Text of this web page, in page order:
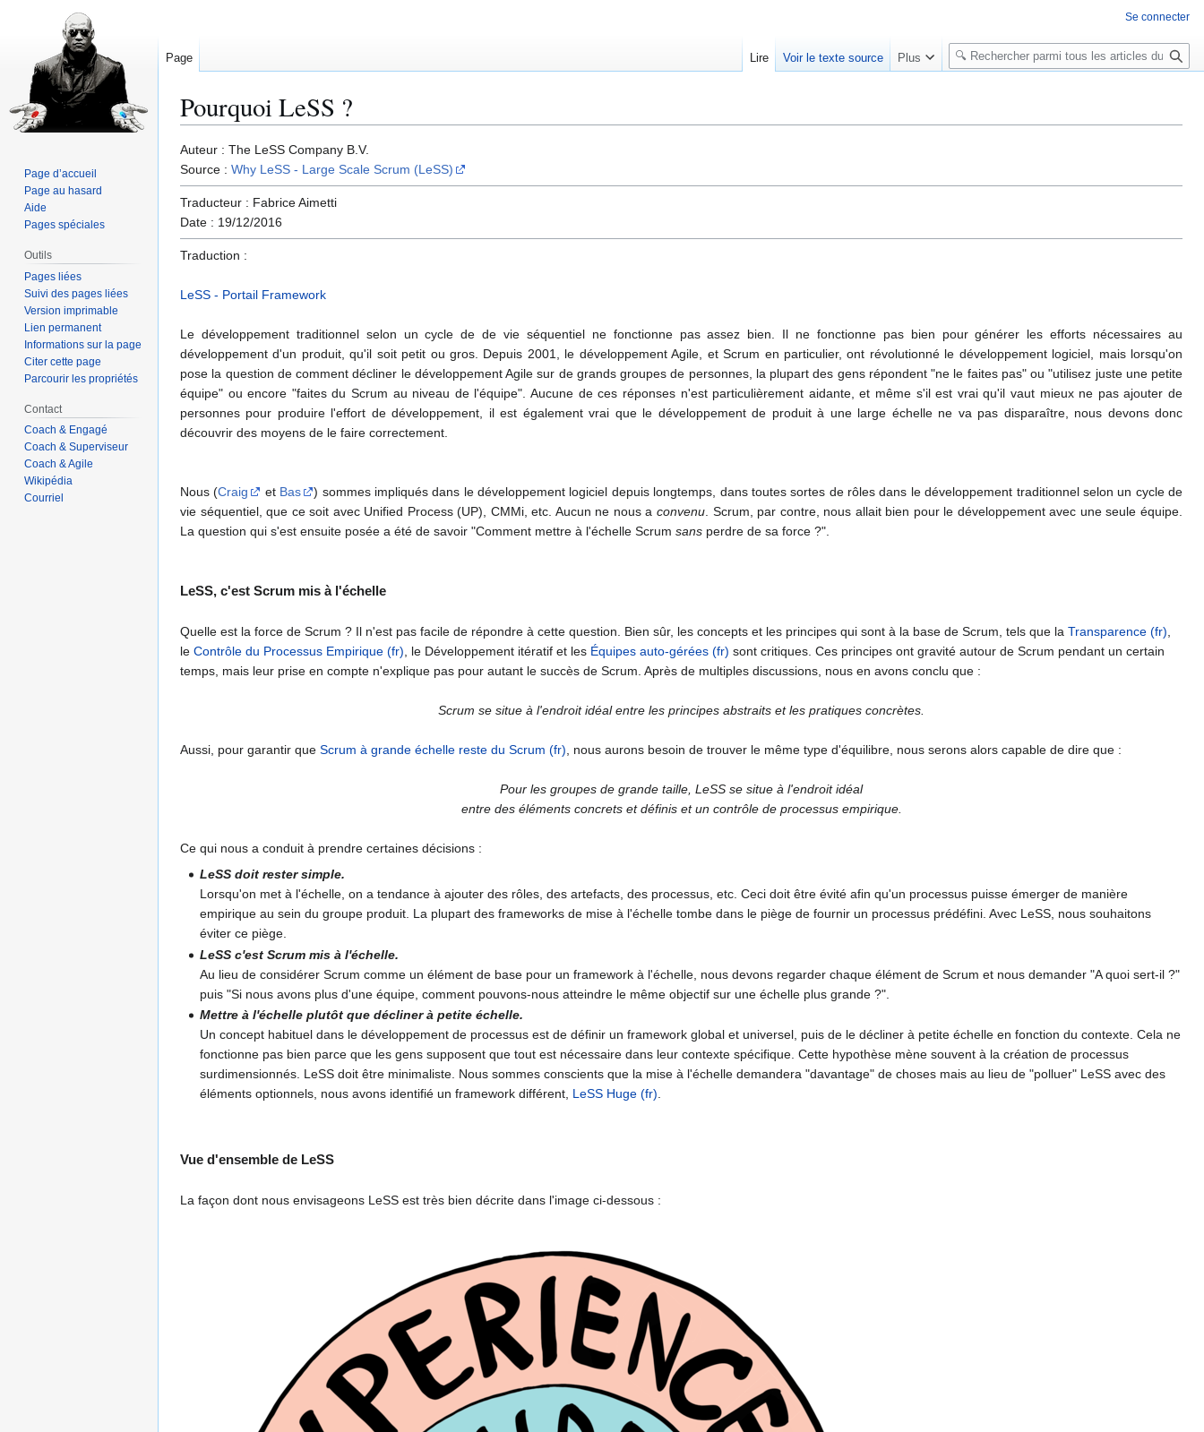
Pourquoi LeSS ?
Aller
à
la
navigation
Aller
à
la
recherche
Auteur : The LeSS Company B.V.
Source : Why LeSS - Large Scale Scrum (LeSS)
Traducteur : Fabrice Aimetti
Date : 19/12/2016
Traduction :
LeSS - Portail Framework
Le développement traditionnel selon un cycle de de vie séquentiel ne fonctionne pas assez bien. Il ne fonctionne pas bien pour générer les efforts nécessaires au
développement d'un produit, qu'il soit petit ou gros. Depuis 2001, le développement Agile, et Scrum en particulier, ont révolutionné le développement logiciel, mais lorsqu'on
pose la question de comment décliner le développement Agile sur de grands groupes de personnes, la plupart des gens répondent "ne le faites pas" ou "utilisez juste une petite
équipe" ou encore "faites du Scrum au niveau de l'équipe". Aucune de ces réponses n'est particulièrement aidante, et même s'il est vrai qu'il vaut mieux ne pas ajouter de
personnes pour produire l'effort de développement, il est également vrai que le développement de produit à une large échelle ne va pas disparaître, nous devons donc
découvrir des moyens de le faire correctement.
Nous (Craig et Bas
) sommes impliqués dans le développement logiciel depuis longtemps, dans toutes sortes de rôles dans le développement traditionnel selon un cycle de
vie séquentiel, que ce soit avec Unified Process (UP), CMMi, etc. Aucun ne nous aconvenu. Scrum, par contre, nous allait bien pour le développement avec une seule équipe.
La question qui s'est ensuite posée a été de savoir "Comment mettre à l'échelle Scrum sans perdre de sa force ?".
LeSS, c'est Scrum mis à l'échelle
Quelle est la force de Scrum ? Il n'est pas facile de répondre à cette question. Bien sûr, les concepts et les principes qui sont à la base de Scrum, tels que la Transparence (fr),
le Contrôle du Processus Empirique (fr), le Développement itératif et les Équipes auto-gérées (fr) sont critiques. Ces principes ont gravité autour de Scrum pendant un certain
temps, mais leur prise en compte n'explique pas pour autant le succès de Scrum. Après de multiples discussions, nous en avons conclu que :
Scrum se situe à l'endroit idéal entre les principes abstraits et les pratiques concrètes.
Aussi, pour garantir que Scrum à grande échelle reste du Scrum (fr), nous aurons besoin de trouver le même type d'équilibre, nous serons alors capable de dire que :
Pour les groupes de grande taille, LeSS se situe à l'endroit idéal
entre des éléments concrets et définis et un contrôle de processus empirique.
Ce qui nous a conduit à prendre certaines décisions :
LeSS doit rester simple.
Lorsqu'on met à l'échelle, on a tendance à ajouter des rôles, des artefacts, des processus, etc. Ceci doit être évité afin qu'un processus puisse émerger de manière
empirique au sein du groupe produit. La plupart des frameworks de mise à l'échelle tombe dans le piège de fournir un processus prédéfini. Avec LeSS, nous souhaitons
éviter ce piège.
LeSS c'est Scrum mis à l'échelle.
Au lieu de considérer Scrum comme un élément de base pour un framework à l'échelle, nous devons regarder chaque élément de Scrum et nous demander "A quoi sert-il ?"
puis "Si nous avons plus d'une équipe, comment pouvons-nous atteindre le même objectif sur une échelle plus grande ?".
Mettre à l'échelle plutôt que décliner à petite échelle.
Un concept habituel dans le développement de processus est de définir un framework global et universel, puis de le décliner à petite échelle en fonction du contexte. Cela ne
fonctionne pas bien parce que les gens supposent que tout est nécessaire dans leur contexte spécifique. Cette hypothèse mène souvent à la création de processus
surdimensionnés. LeSS doit être minimaliste. Nous sommes conscients que la mise à l'échelle demandera "davantage" de choses mais au lieu de "polluer" LeSS avec des
éléments optionnels, nous avons identifié un framework différent, LeSS Huge (fr).
Vue d'ensemble de LeSS
La façon dont nous envisageons LeSS est très bien décrite dans l'image ci-dessous :
Se connecter
Page Lire Voir le texte source Plus
R
e
e
r
Page d’accueil
Page au hasard
Aide
Pages spéciales
Outils
Pages liées
Suivi des pages liées
Version imprimable
Lien permanent
Informations sur la page
Citer cette page
Parcourir les propriétés
Contact
Coach & Engagé
Coach & Superviseur
Coach & Agile
Wikipédia
Courriel